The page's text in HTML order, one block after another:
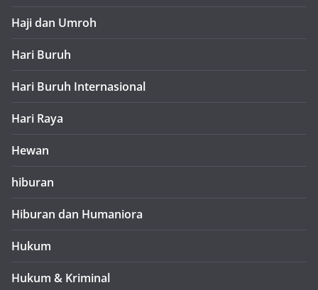
Haji dan Umroh
Hari Buruh
Hari Buruh Internasional
Hari Raya
Hewan
hiburan
Hiburan dan Humaniora
Hukum
Hukum & Kriminal